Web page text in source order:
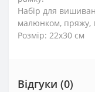
Набір для
малюнком, пряжу,
Розмір: 22х30 см
Відгуки (0)